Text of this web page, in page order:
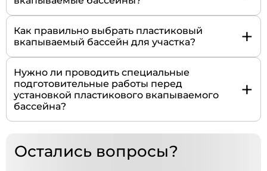
Как правильно выбрать пластиковый
вкапываемый бассейн для участка?
+
Нужно ли проводить специальные
подготовительные работы перед
установкой пластикового вкапываемого
бассейна?
+
Остались вопросы?